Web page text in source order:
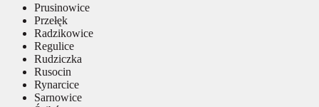
Prusinowice
Przełęk
Radzikowice
Regulice
Rudziczka
Rusocin
Rynarcice
Sarnowice